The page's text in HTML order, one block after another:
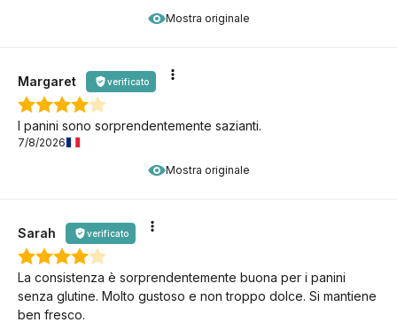
Mostra originale
Mostra originale
Margaret verificato
I panini sono sorprendentemente sazianti.
7/8/2026
Sarah verificato
La consistenza è sorprendentemente buona per i panini
senza glutine. Molto gustoso e non troppo dolce. Si mantiene
ben fresco.